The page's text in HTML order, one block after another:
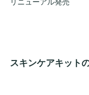
・ACアクティブ クレ
スキンケアキット